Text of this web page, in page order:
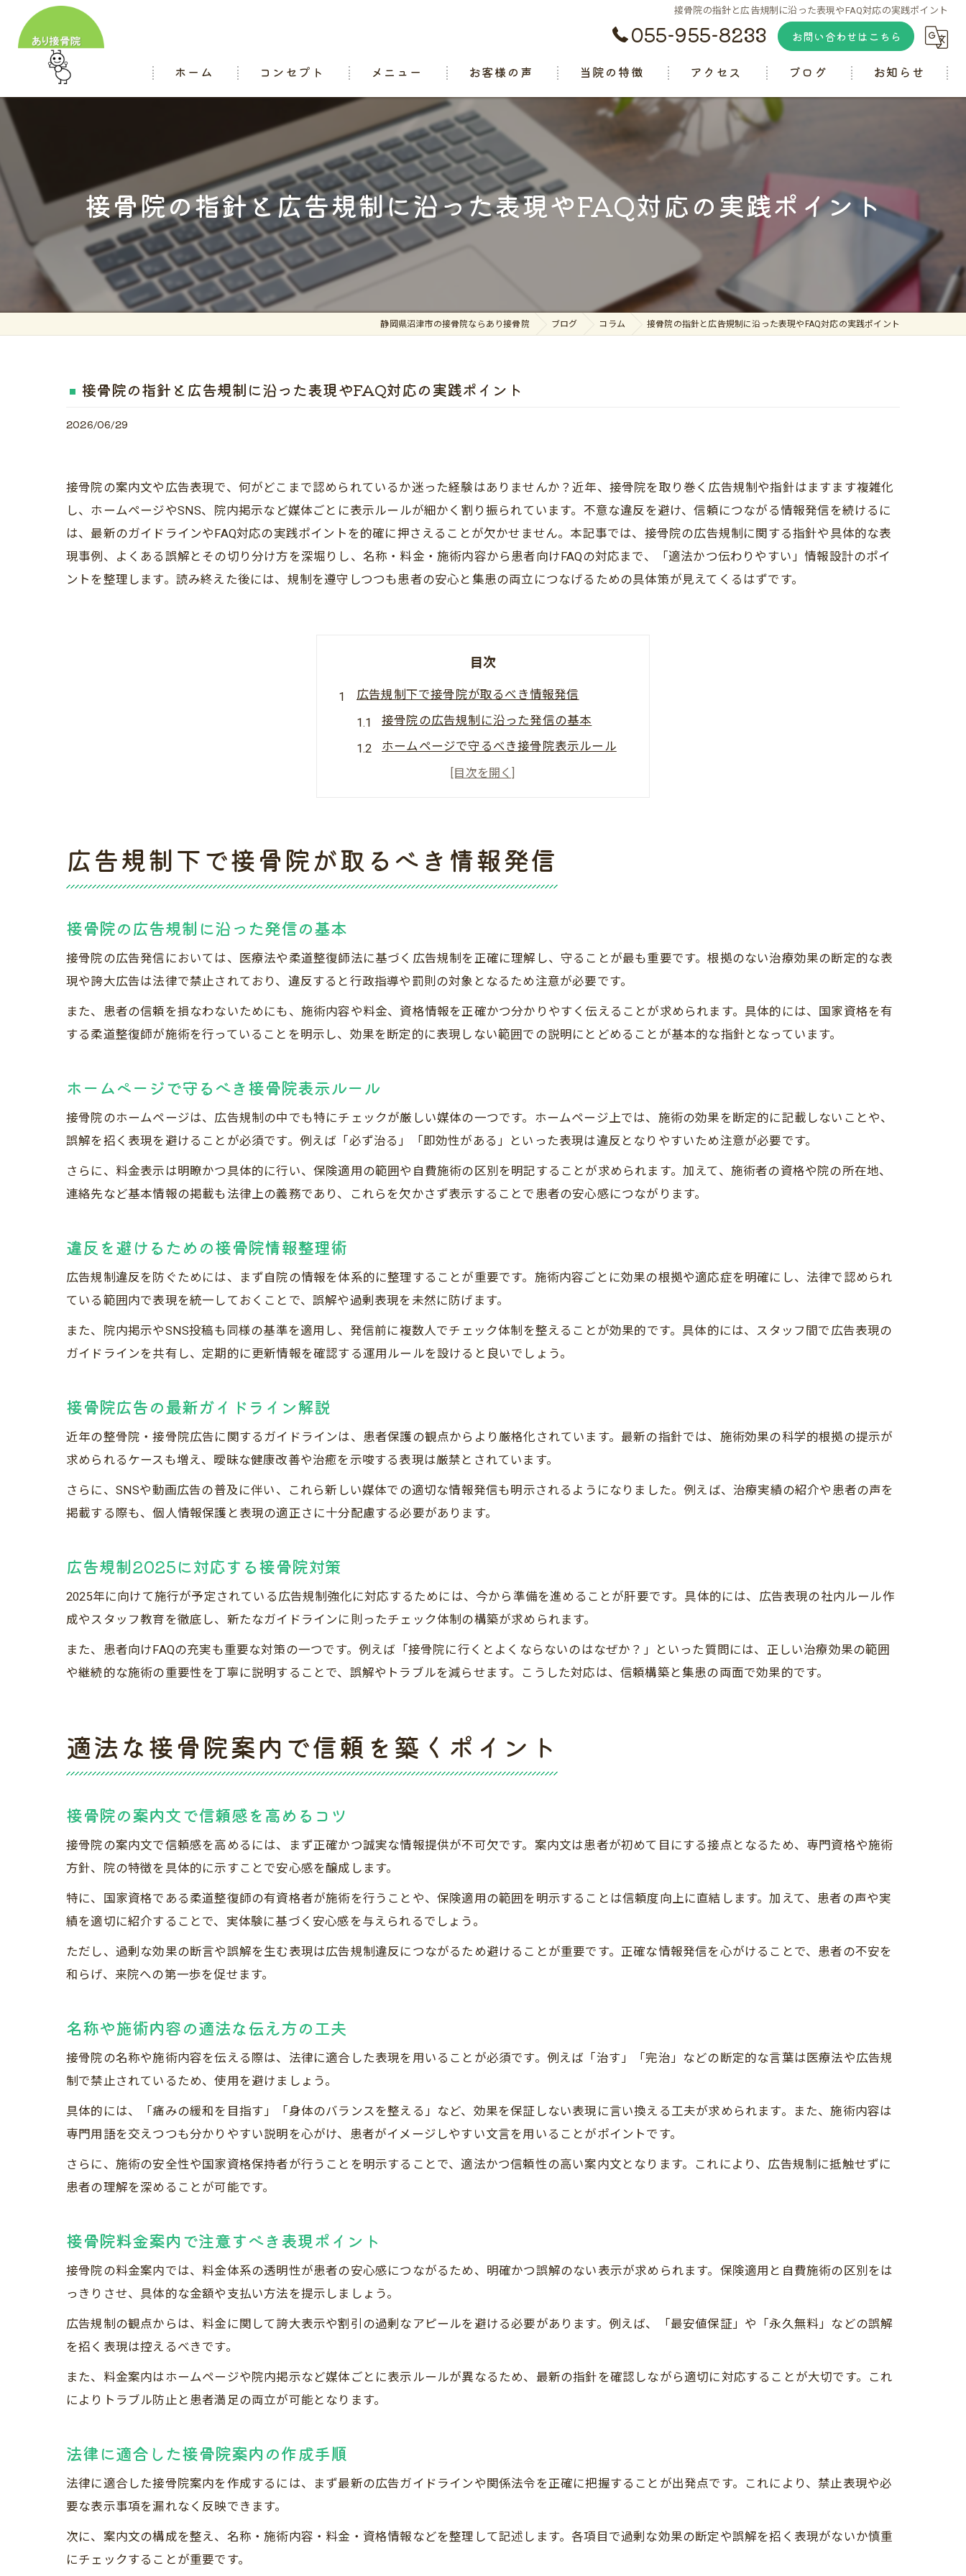
接骨院の指針と広告規制に沿った表現やFAQ対応の実践ポイント
055-955-8233 お問い合わせはこちら
ホーム コンセプト
スタッフ
メニュー お客様の声 当院の特徴
肩こり
アクセス ブログ
コラム
お知らせ
接骨院の指針と広告規制に沿った表現やFAQ対応の実践ポイント
静岡県沼津市の接骨院ならあり接骨院 ブログ コラム 接骨院の指針と広告規制に沿った表現やFAQ対応の実践ポイント
接骨院の指針と広告規制に沿った表現やFAQ対応の実践ポイント
2026/06/29
接骨院の案内文や広告表現で、何がどこまで認められているか迷った経験はありませんか？近年、接骨院を取り巻く広告規制や指針はますます複雑化
し、ホームページやSNS、院内掲示など媒体ごとに表示ルールが細かく割り振られています。不意な違反を避け、信頼につながる情報発信を続けるに
は、最新のガイドラインやFAQ対応の実践ポイントを的確に押さえることが欠かせません。本記事では、接骨院の広告規制に関する指針や具体的な表
現事例、よくある誤解とその切り分け方を深堀りし、名称・料金・施術内容から患者向けFAQの対応まで、「適法かつ伝わりやすい」情報設計のポイ
ントを整理します。読み終えた後には、規制を遵守しつつも患者の安心と集患の両立につなげるための具体策が見えてくるはずです。
目次
広告規制下で接骨院が取るべき情報発信
接骨院の広告規制に沿った発信の基本
ホームページで守るべき接骨院表示ルール
違反を避けるための接骨院情報整理術
適法な接骨院案内で信頼を築くポイント
接骨院の案内文で信頼感を高めるコツ
法律に適合した接骨院案内の作成手順
患者の安心につながる接骨院情報設計
ガイドライン遵守の接骨院表現とは何か
接骨院のガイドライン遵守表現の基本
接骨院の名称・施術表示で守るべき枠組み
広告違反を防ぐ接骨院表現の具体例
接骨院FAQでの禁止表現と安全な回答例
患者目線で考える接骨院広告の改善策
患者に響く接骨院案内文作成テクニック
接骨院の案内文で伝える安心と信頼感
接骨院案内で集患につなげる表現術
広告規制下で接骨院が取るべき情報発信
接骨院の広告規制に沿った発信の基本
接骨院の広告発信においては、医療法や柔道整復師法に基づく広告規制を正確に理解し、守ることが最も重要です。根拠のない治療効果の断定的な表
現や誇大広告は法律で禁止されており、違反すると行政指導や罰則の対象となるため注意が必要です。
また、患者の信頼を損なわないためにも、施術内容や料金、資格情報を正確かつ分かりやすく伝えることが求められます。具体的には、国家資格を有
する柔道整復師が施術を行っていることを明示し、効果を断定的に表現しない範囲での説明にとどめることが基本的な指針となっています。
ホームページで守るべき接骨院表示ルール
接骨院のホームページは、広告規制の中でも特にチェックが厳しい媒体の一つです。ホームページ上では、施術の効果を断定的に記載しないことや、
誤解を招く表現を避けることが必須です。例えば「必ず治る」「即効性がある」といった表現は違反となりやすいため注意が必要です。
さらに、料金表示は明瞭かつ具体的に行い、保険適用の範囲や自費施術の区別を明記することが求められます。加えて、施術者の資格や院の所在地、
連絡先など基本情報の掲載も法律上の義務であり、これらを欠かさず表示することで患者の安心感につながります。
違反を避けるための接骨院情報整理術
広告規制違反を防ぐためには、まず自院の情報を体系的に整理することが重要です。施術内容ごとに効果の根拠や適応症を明確にし、法律で認められ
ている範囲内で表現を統一しておくことで、誤解や過剰表現を未然に防げます。
また、院内掲示やSNS投稿も同様の基準を適用し、発信前に複数人でチェック体制を整えることが効果的です。具体的には、スタッフ間で広告表現の
ガイドラインを共有し、定期的に更新情報を確認する運用ルールを設けると良いでしょう。
接骨院広告の最新ガイドライン解説
近年の整骨院・接骨院広告に関するガイドラインは、患者保護の観点からより厳格化されています。最新の指針では、施術効果の科学的根拠の提示が
求められるケースも増え、曖昧な健康改善や治癒を示唆する表現は厳禁とされています。
さらに、SNSや動画広告の普及に伴い、これら新しい媒体での適切な情報発信も明示されるようになりました。例えば、治療実績の紹介や患者の声を
掲載する際も、個人情報保護と表現の適正さに十分配慮する必要があります。
広告規制2025に対応する接骨院対策
2025年に向けて施行が予定されている広告規制強化に対応するためには、今から準備を進めることが肝要です。具体的には、広告表現の社内ルール作
成やスタッフ教育を徹底し、新たなガイドラインに則ったチェック体制の構築が求められます。
また、患者向けFAQの充実も重要な対策の一つです。例えば「接骨院に行くとよくならないのはなぜか？」といった質問には、正しい治療効果の範囲
や継続的な施術の重要性を丁寧に説明することで、誤解やトラブルを減らせます。こうした対応は、信頼構築と集患の両面で効果的です。
適法な接骨院案内で信頼を築くポイント
接骨院の案内文で信頼感を高めるコツ
接骨院の案内文で信頼感を高めるには、まず正確かつ誠実な情報提供が不可欠です。案内文は患者が初めて目にする接点となるため、専門資格や施術
方針、院の特徴を具体的に示すことで安心感を醸成します。
特に、国家資格である柔道整復師の有資格者が施術を行うことや、保険適用の範囲を明示することは信頼度向上に直結します。加えて、患者の声や実
績を適切に紹介することで、実体験に基づく安心感を与えられるでしょう。
ただし、過剰な効果の断言や誤解を生む表現は広告規制違反につながるため避けることが重要です。正確な情報発信を心がけることで、患者の不安を
和らげ、来院への第一歩を促せます。
名称や施術内容の適法な伝え方の工夫
接骨院の名称や施術内容を伝える際は、法律に適合した表現を用いることが必須です。例えば「治す」「完治」などの断定的な言葉は医療法や広告規
制で禁止されているため、使用を避けましょう。
具体的には、「痛みの緩和を目指す」「身体のバランスを整える」など、効果を保証しない表現に言い換える工夫が求められます。また、施術内容は
専門用語を交えつつも分かりやすい説明を心がけ、患者がイメージしやすい文言を用いることがポイントです。
さらに、施術の安全性や国家資格保持者が行うことを明示することで、適法かつ信頼性の高い案内文となります。これにより、広告規制に抵触せずに
患者の理解を深めることが可能です。
接骨院料金案内で注意すべき表現ポイント
接骨院の料金案内では、料金体系の透明性が患者の安心感につながるため、明確かつ誤解のない表示が求められます。保険適用と自費施術の区別をは
っきりさせ、具体的な金額や支払い方法を提示しましょう。
広告規制の観点からは、料金に関して誇大表示や割引の過剰なアピールを避ける必要があります。例えば、「最安値保証」や「永久無料」などの誤解
を招く表現は控えるべきです。
また、料金案内はホームページや院内掲示など媒体ごとに表示ルールが異なるため、最新の指針を確認しながら適切に対応することが大切です。これ
によりトラブル防止と患者満足の両立が可能となります。
法律に適合した接骨院案内の作成手順
法律に適合した接骨院案内を作成するには、まず最新の広告ガイドラインや関係法令を正確に把握することが出発点です。これにより、禁止表現や必
要な表示事項を漏れなく反映できます。
次に、案内文の構成を整え、名称・施術内容・料金・資格情報などを整理して記述します。各項目で過剰な効果の断定や誤解を招く表現がないか慎重
にチェックすることが重要です。